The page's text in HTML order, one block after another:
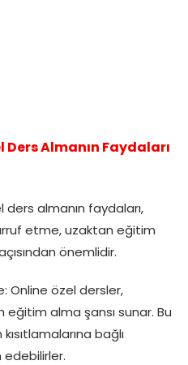
Ders Almanın Faydaları
ders almanın faydaları,
etme, uzaktan eğitim
önemlidir.
Online özel dersler,
alma şansı sunar. Bu
bağlı